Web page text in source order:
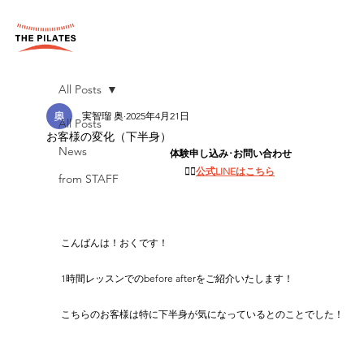
All Posts
News
from STAFF
All Posts
お客様の変化（下半身）
実智瑠 奥 2025年4月21日
体験申し込み･お問い合わせ
👉🏻公式LINEはこちら
こんばんは！おくです！
1時間レッスンでのbefore afterをご紹介いたします！
こちらのお客様は特に下半身が気になっているとのことでした！